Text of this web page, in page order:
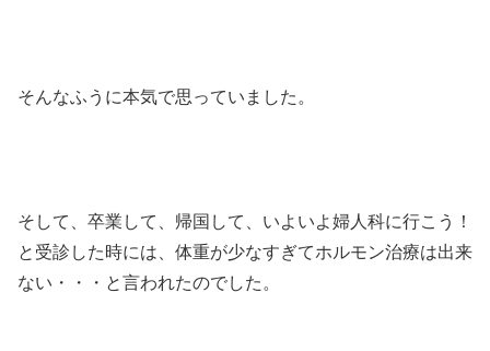
そんなふうに本気で思っていました。
そして、卒業して、帰国して、いよいよ婦人科に行こう！
と受診した時には、体重が少なすぎてホルモン治療は出来
ない・・・と言われたのでした。